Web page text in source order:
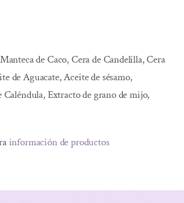
de Caco, Cera de Candelilla, Cera
de Aguacate, Aceite de sésamo,
Caléndula, Extracto de grano de mijo,
información de productos